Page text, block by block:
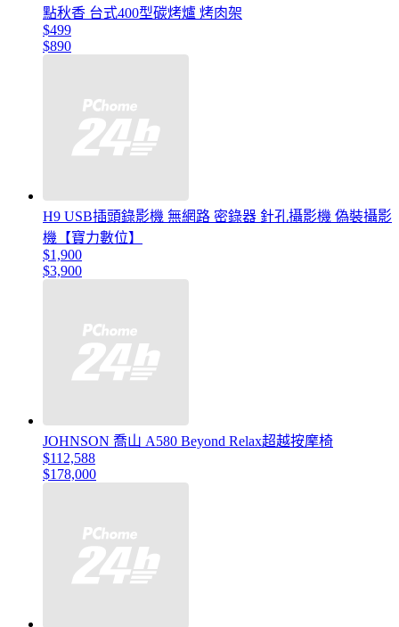
點秋香 台式400型碳烤爐 烤肉架
$499
$890
H9 USB插頭錄影機 無網路 密錄器 針孔攝影機 偽裝攝影
機【寶力數位】
$1,900
$3,900
JOHNSON 喬山 A580 Beyond Relax超越按摩椅
$112,588
$178,000